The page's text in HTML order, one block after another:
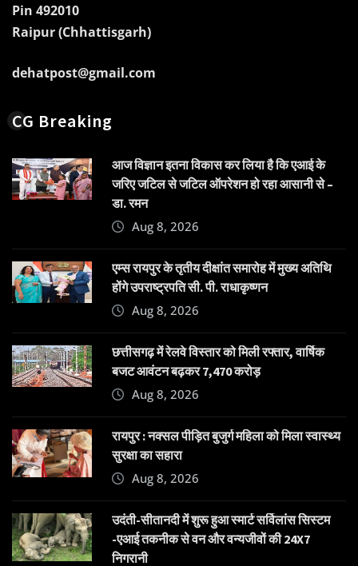
Pin 492010
Raipur (Chhattisgarh)
dehatpost@gmail.com
CG Breaking
आज विज्ञान इतना विकास कर लिया है कि एआई के
जरिए जटिल से जटिल ऑपरेशन हो रहा आसानी से –
डा. रमन
Aug 8, 2026
एम्स रायपुर के तृतीय दीक्षांत समारोह में मुख्य अतिथि
होंगे उपराष्ट्रपति सी. पी. राधाकृष्णन
Aug 8, 2026
छत्तीसगढ़ में रेलवे विस्तार को मिली रफ्तार, वार्षिक
बजट आवंटन बढ़कर 7,470 करोड़
Aug 8, 2026
रायपुर : नक्सल पीड़ित बुजुर्ग महिला को मिला स्वास्थ्य
सुरक्षा का सहारा
Aug 8, 2026
उदंती-सीतानदी में शुरू हुआ स्मार्ट सर्विलांस सिस्टम
-एआई तकनीक से वन और वन्यजीवों की 24X7
निगरानी